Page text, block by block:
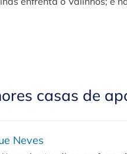
casas de
Neves